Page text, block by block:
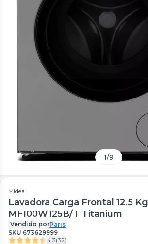
1/9
Midea
Lavadora Carga Frontal 12.5 Kg
MF100W125B/T Titanium
Vendido porParis
SKU 673629999
4.3(32)